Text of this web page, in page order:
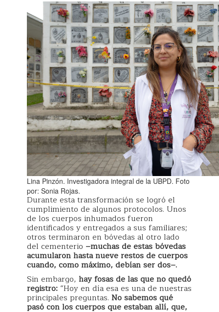
Lina Pinzón. Investigadora integral de la UBPD. Foto
por: Sonia Rojas.
Durante esta transformación se logró el
cumplimiento de algunos protocolos. Unos
de los cuerpos inhumados fueron
identificados y entregados a sus familiares;
otros terminaron en bóvedas al otro lado
del cementerio –muchas de estas bóvedas
acumularon hasta nueve restos de cuerpos
cuando, como máximo, debían ser dos–.
Sin embargo, hay fosas de las que no quedó
registro: “Hoy en día esa es una de nuestras
principales preguntas. No sabemos qué
pasó con los cuerpos que estaban allí, que,